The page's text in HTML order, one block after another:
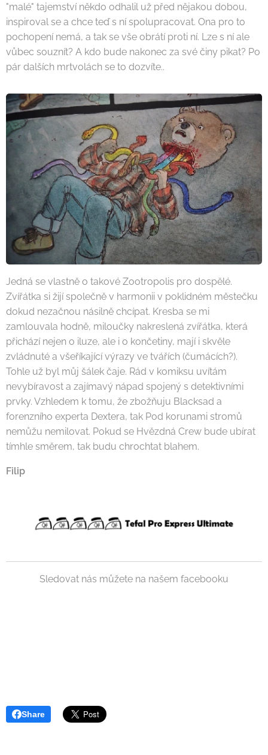
"malé" tajemství někdo odhalil už před nějakou dobou,
inspiroval se a chce teď s ní spolupracovat. Ona pro to
pochopení nemá, a tak se vše obrátí proti ní. Lze s ní ale
vůbec souznít? A kdo bude nakonec za své činy pikat? Po
pár dalších mrtvolách se to dozvíte..
Jedná se vlastně o takové Zootropolis pro dospělé.
Zvířátka si žijí společně v harmonii v poklidném městečku
dokud nezačnou násilně chcípat. Kresba se mi
zamlouvala hodně, miloučky nakreslená zvířátka, která
přichází nejen o iluze, ale i o končetiny, mají i skvěle
zvládnuté a všeříkající výrazy ve tvářích (čumácích?).
Tohle už byl můj šálek čaje. Rád v komiksu uvítám
nevybíravost a zajímavý nápad spojený s detektivními
prvky. Vzhledem k tomu, že zbožňuju Blacksad a
forenzního experta Dextera, tak Pod korunami stromů
nemůžu nemilovat. Pokud se Hvězdná Crew bude ubírat
tímhle směrem, tak budu chrochtat blahem.
Filip
Sledovat nás můžete na našem facebooku
Share